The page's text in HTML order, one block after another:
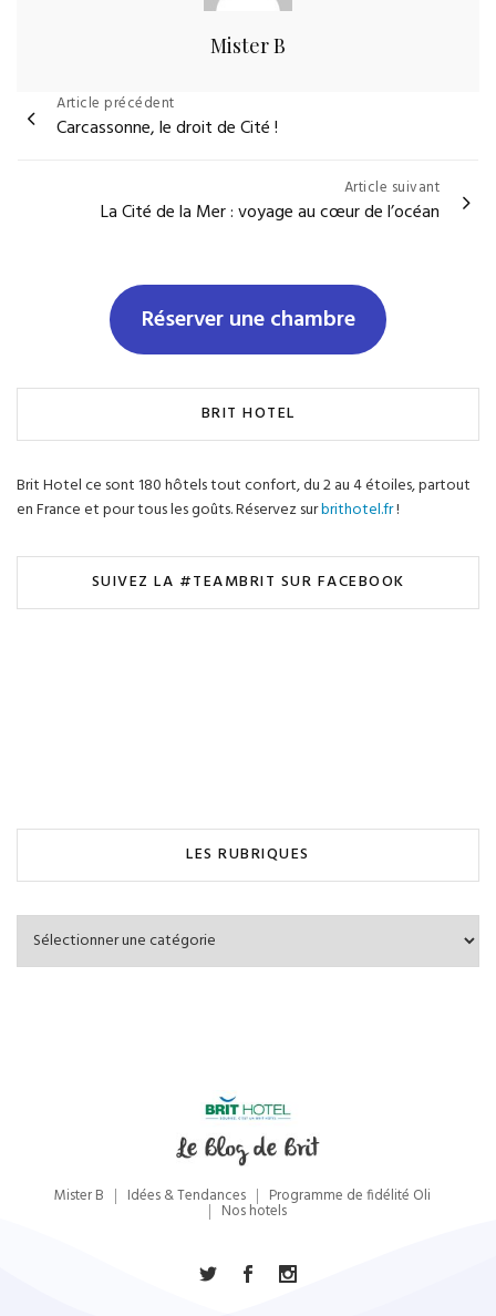
Mister B
Navigation
de
Article précédent
Carcassonne, le droit de Cité !
Article suivant
La Cité de la Mer : voyage au cœur de l’océan
Réserver une chambre
BRIT HOTEL
Brit Hotel ce sont 180 hôtels tout confort, du 2 au 4 étoiles, partout
en France et pour tous les goûts. Réservez surbrithotel.fr!
SUIVEZ LA #TEAMBRIT SUR FACEBOOK
LES RUBRIQUES
Les
Rubriques
Mister B Idées & Tendances Programme de fidélité Oli
Nos hotels